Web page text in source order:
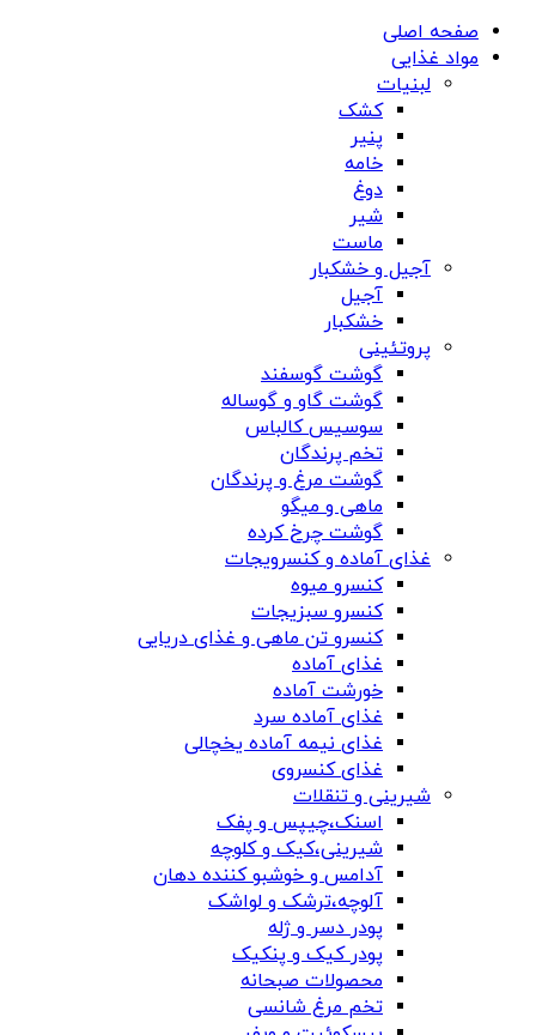
صفحه اصلی
مواد غذایی
لبنیات
کشک
پنیر
خامه
دوغ
شیر
ماست
آجیل و خشکبار
آجیل
خشکبار
پروتئینی
گوشت گوسفند
گوشت گاو و گوساله
سوسیس کالباس
تخم پرندگان
گوشت مرغ و پرندگان
ماهی و میگو
گوشت چرخ کرده
غذای آماده و کنسرویجات
کنسرو میوه
کنسرو سبزیجات
کنسرو تن ماهی و غذای دریایی
غذای آماده
خورشت آماده
غذای آماده سرد
غذای نیمه آماده یخچالی
غذای کنسروی
شیرینی و تنقلات
اسنک،چیپس و پفک
شیرینی،کیک و کلوچه
آدامس و خوشبو کننده دهان
آلوچه،ترشک و لواشک
پودر دسر و ژله
پودر کیک و پنکیک
محصولات صبحانه
تخم مرغ شانسی